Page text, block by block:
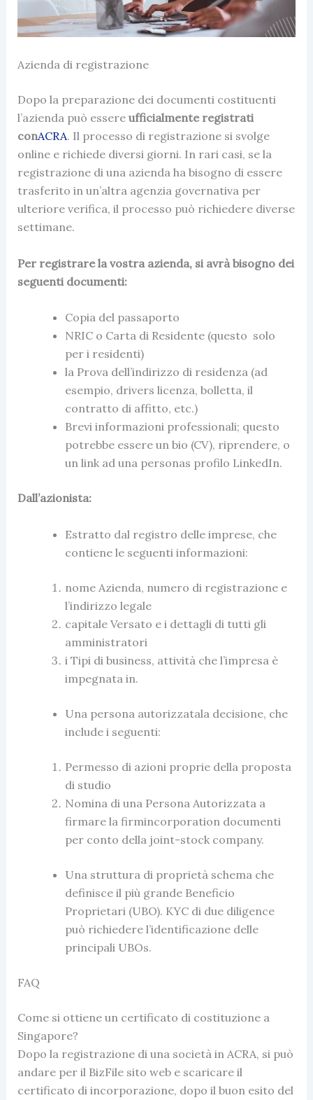
Azienda di registrazione
Dopo la preparazione dei documenti costituenti
l’azienda può essereufficialmente registrati
conACRA. Il processo di registrazione si svolge
online e richiede diversi giorni. In rari casi, se la
registrazione di una azienda ha bisogno di essere
trasferito in un’altra agenzia governativa per
ulteriore verifica, il processo può richiedere diverse
settimane.
Per registrare la vostra azienda, si avrà bisogno dei
seguenti documenti:
Copia del passaporto
NRIC o Carta di Residente (questo solo
per i residenti)
la Prova dell’indirizzo di residenza (ad
esempio, drivers licenza, bolletta, il
contratto di affitto, etc.)
Brevi informazioni professionali; questo
potrebbe essere un bio (CV), riprendere, o
un link ad una personas profilo LinkedIn.
Dall’azionista:
Estratto dal registro delle imprese, che
contiene le seguenti informazioni:
nome Azienda, numero di registrazione e
l’indirizzo legale
capitale Versato e i dettagli di tutti gli
amministratori
i Tipi di business, attività che l’impresa è
impegnata in.
Una persona autorizzatala decisione, che
include i seguenti:
Permesso di azioni proprie della proposta
di studio
Nomina di una Persona Autorizzata a
firmare la firmincorporation documenti
per conto della joint-stockcompany.
Una struttura di proprietà schema che
definisce il più grande Beneficio
Proprietari (UBO). KYC di due diligence
può richiedere l’identificazione delle
principali UBOs.
FAQ
Come si ottiene un certificato di costituzione a
Singapore?
Dopo la registrazione di una società in ACRA, si può
andare per il BizFile sito web e scaricare il
certificato di incorporazione, dopo il buon esito del